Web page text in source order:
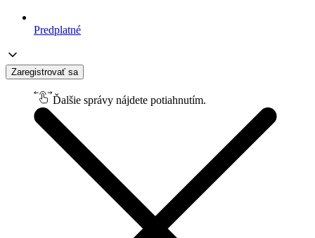
Predplatné
Zaregistrovať sa
Ďalšie správy nájdete potiahnutím.